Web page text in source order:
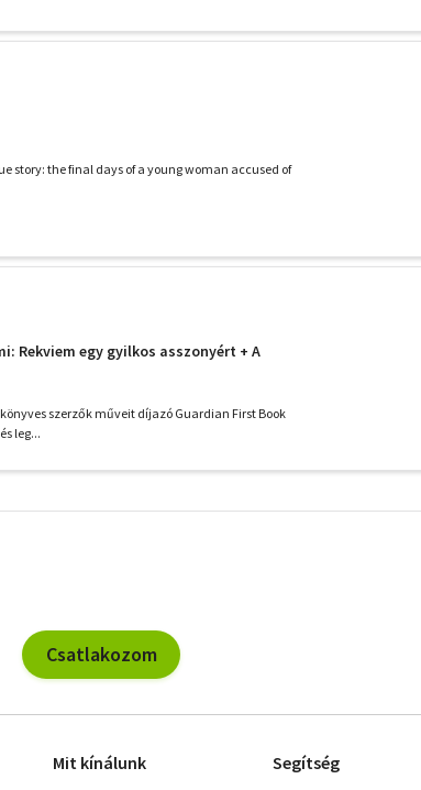
story: the final days of a young woman accused of
Rekviem egy gyilkos asszonyért + A
szerzők műveit díjazó Guardian First Book
leg...
szűrők
Csatlakozom
Mit kínálunk Segítség